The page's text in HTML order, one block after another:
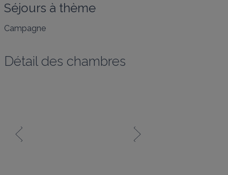
Séjours à thème
Campagne
Détail des chambres